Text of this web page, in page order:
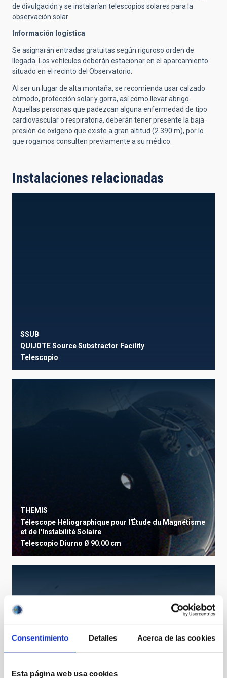
Consentimiento Detalles Acerca de las cookies
Esta página web usa cookies
de divulgación y se instalarían telescopios solares para la
observación solar.
Información logística
Se asignarán entradas gratuitas según riguroso orden de
llegada. Los vehículos deberán estacionar en el aparcamiento
situado en el recinto del Observatorio.
Al ser un lugar de alta montaña, se recomienda usar calzado
cómodo, protección solar y gorra, así como llevar abrigo.
Aquellas personas que padezcan alguna enfermedad de tipo
cardiovascular o respiratoria, deberán tener presente la baja
presión de oxígeno que existe a gran altitud (2.390 m), por lo
que rogamos consulten previamente a su médico.
Instalaciones relacionadas
SSUB
QUIJOTE Source Substractor Facility
Telescopio
THEMIS
Télescope Héliographique pour l'Étude du Magnétisme
et de l'Instabilité Solaire
Telescopio Diurno Ø 90.00 cm